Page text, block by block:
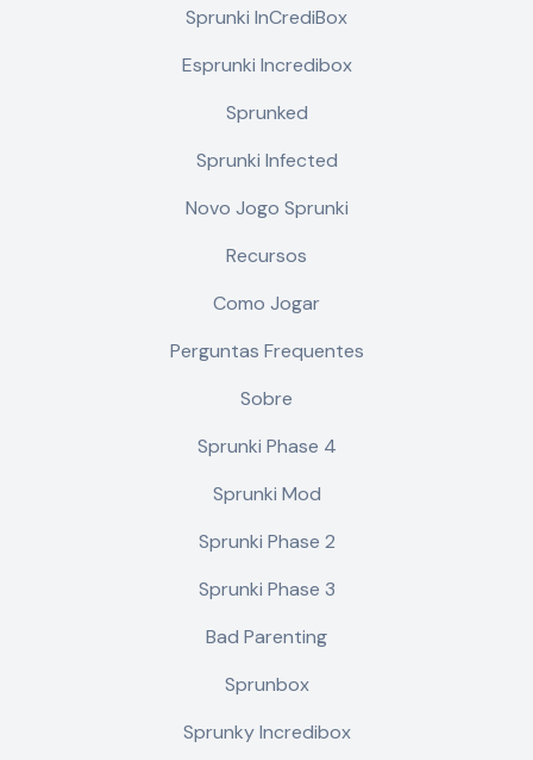
Sprunki InCrediBox
Esprunki Incredibox
Sprunked
Sprunki Infected
Novo Jogo Sprunki
Recursos
Como Jogar
Perguntas Frequentes
Sobre
Sprunki Phase 4
Sprunki Mod
Sprunki Phase 2
Sprunki Phase 3
Bad Parenting
Sprunbox
Sprunky Incredibox